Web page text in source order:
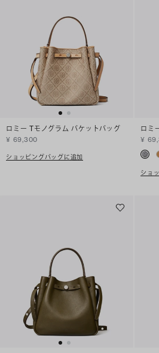
ロミー Tモノグラム バケットバッグ
¥ 69,300
ショッピングバッグに追加
ロミ
¥
ショ